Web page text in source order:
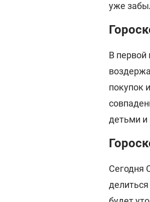
уже
В первой
покупок
детьми и
Сегодня